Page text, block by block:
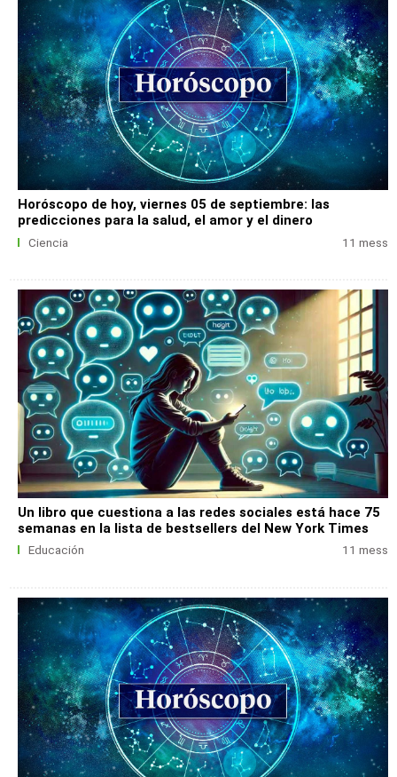
Horóscopo de hoy, viernes 05 de septiembre: las
predicciones para la salud, el amor y el dinero
Ciencia 11 mess
Un libro que cuestiona a las redes sociales está hace 75
semanas en la lista de bestsellers del New York Times
Educación 11 mess